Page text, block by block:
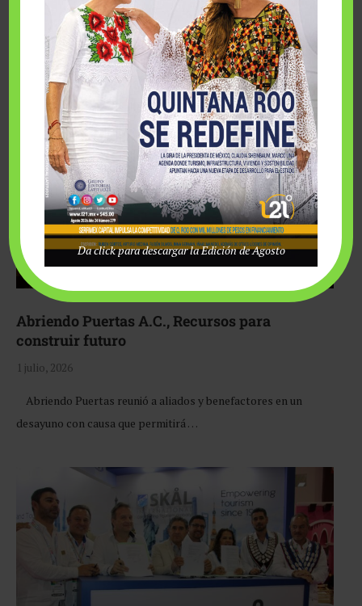
Fairmont Mayakoba y Make-A-Wish México unieron
esfuerzos para hacer realidad el deseo de una …
Abriendo Puertas A.C., Recursos para
construir futuro
1 julio, 2026
Abriendo Puertas reunió a aliados y benefactores en un
desayuno con causa que permitirá …
Da click para descargar la Edición de Agosto